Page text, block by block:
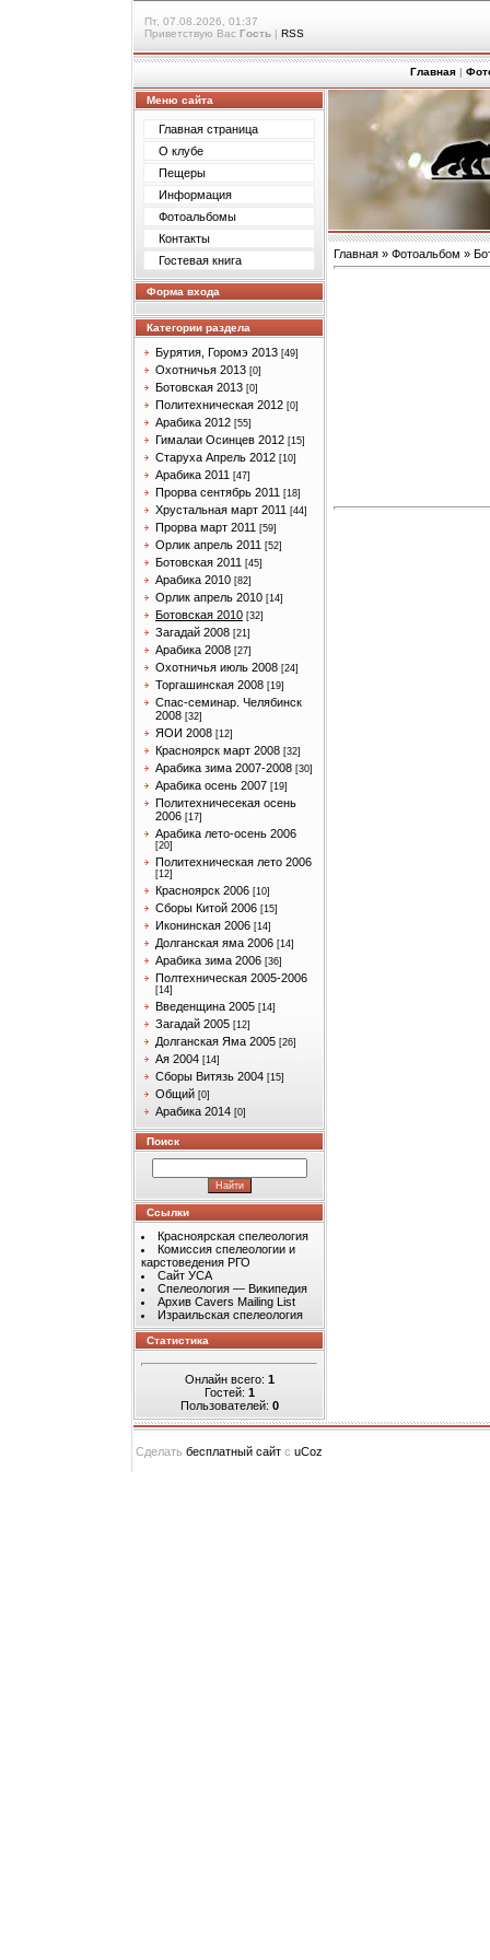
Пт, 07.08.2026, 01:37
Приветствую Вас Гость | RSS
Главная |
Меню сайта
Главная страница
О клубе
Пещеры
Информация
Фотоальбомы
Контакты
Гостевая книга
Форма входа
Категории раздела
Бурятия, Горомэ 2013 [49]
Охотничья 2013 [0]
Ботовская 2013 [0]
Политехническая 2012 [0]
Арабика 2012 [55]
Гималаи Осинцев 2012 [15]
Старуха Апрель 2012 [10]
Арабика 2011 [47]
Прорва сентябрь 2011 [18]
Хрустальная март 2011 [44]
Прорва март 2011 [59]
Орлик апрель 2011 [52]
Ботовская 2011 [45]
Арабика 2010 [82]
Орлик апрель 2010 [14]
Ботовская 2010 [32]
Загадай 2008 [21]
Арабика 2008 [27]
Охотничья июль 2008 [24]
Торгашинская 2008 [19]
Спас-семинар. Челябинск
2008 [32]
ЯОИ 2008 [12]
Красноярск март 2008 [32]
Арабика зима 2007-2008 [30]
Арабика осень 2007 [19]
Политехничесекая осень
2006 [17]
Арабика лето-осень 2006
[20]
Политехническая лето 2006
[12]
Красноярск 2006 [10]
Сборы Китой 2006 [15]
Иконинская 2006 [14]
Долганская яма 2006 [14]
Арабика зима 2006 [36]
Полтехническая 2005-2006
[14]
Введенщина 2005 [14]
Загадай 2005 [12]
Долганская Яма 2005 [26]
Ая 2004 [14]
Сборы Витязь 2004 [15]
Общий [0]
Арабика 2014 [0]
Поиск
Ссылки
Красноярская спелеология
Комиссия спелеологии и
карстоведения РГО
Сайт УСА
Спелеология — Википедия
Архив Cavers Mailing List
Израильская спелеология
Статистика
Онлайн всего: 1
Гостей: 1
Пользователей: 0
Главная » Фотоальбом »
Сделать бесплатный сайт с uCoz